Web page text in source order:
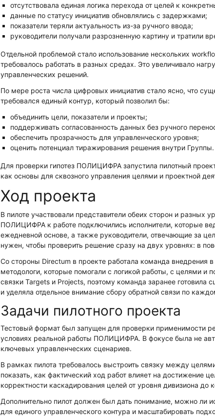
отсутствовала единая логика перехода от целей к
данные по статусу инициатив обновлялись с задержками;
показатели теряли актуальность из-за ручного ввода;
руководители получали разрозненную картину и тратили
Отдельной проблемой стало использование нескольких
требовалось работать в разных средах. Это увеличивало
управленческих решений.
По мере роста числа цифровых инициатив стало ясно, что
требовался единый контур, который позволил бы:
объединить цели, показатели и проекты;
поддерживать согласованность данных без ручного
обеспечить прозрачность для управленческого уровня;
оценить потенциал тиражирования решения внутри Группы.
Для проверки гипотез ПОЛИЦИФРА запустила пилотный
как основы для сквозного управления целями и проектной
Ход проекта
В пилоте участвовали представители обеих сторон и разных
ПОЛИЦИФРА к работе подключились исполнители, которые
ежедневной основе, а также руководители, отвечающие за
нужен, чтобы проверить решение сразу на двух уровнях: в
Со стороны Directum в проекте работала команда внедрения
методологи, которые помогали с логикой работы, с целями и
связки Targets и Projects, поэтому команда заранее готовила
и уделяла отдельное внимание сбору обратной связи по
Задачи пилотного проекта
Тестовый формат был запущен для проверки применимости
условиях реальной работы ПОЛИЦИФРА. В фокусе была не
ключевых управленческих сценариев.
В рамках пилота требовалось выстроить связку между
показать, как фактический ход работ влияет на достижение
корректности каскадирования целей от уровня дивизиона до
Дополнительно пилот должен был дать понимание, можно ли
для единого управленческого контура и масштабировать